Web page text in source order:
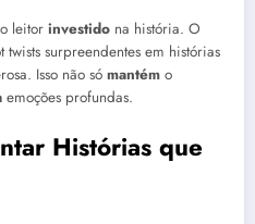
leitor investido na história. O
surpreendentes em histórias
Isso não só mantém o
emoções profundas.
Histórias que